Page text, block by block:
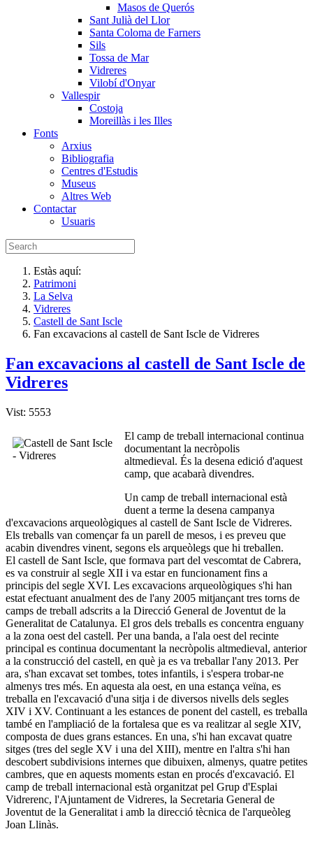
Masos de Querós
Sant Julià del Llor
Santa Coloma de Farners
Sils
Tossa de Mar
Vidreres
Vilobí d'Onyar
Vallespir
Costoja
Moreillàs i les Illes
Fonts
Arxius
Bibliografia
Centres d'Estudis
Museus
Altres Web
Contactar
Usuaris
Estàs aquí:
Patrimoni
La Selva
Vidreres
Castell de Sant Iscle
Fan excavacions al castell de Sant Iscle de Vidreres
Fan excavacions al castell de Sant Iscle de
Vidreres
Vist: 5553
El camp de treball internacional continua
documentant la necròpolis
altmedieval. És la desena edició d'aquest
camp, que acabarà divendres.
Un camp de treball internacional està
duent a terme la desena campanya
d'excavacions arqueològiques al castell de Sant Iscle de Vidreres.
Els treballs van començar fa un parell de mesos, i es preveu que
acabin divendres vinent, segons els arqueòlegs que hi treballen.
El castell de Sant Iscle, que formava part del vescomtat de Cabrera,
es va construir al segle XII i va estar en funcionament fins a
principis del segle XVI. Les excavacions arqueològiques s'hi han
estat efectuant anualment des de l'any 2005 mitjançant tres torns de
camps de treball adscrits a la Direcció General de Joventut de la
Generalitat de Catalunya. El gros dels treballs es concentra enguany
a la zona oest del castell. Per una banda, a l'ala oest del recinte
principal es continua documentant la necròpolis altmedieval, anterior
a la construcció del castell, en què ja es va treballar l'any 2013. Per
ara, s'han excavat set tombes, totes infantils, i s'espera trobar-ne
almenys tres més. En aquesta ala oest, en una estança veïna, es
treballa en l'excavació d'una sitja i de diversos nivells dels segles
XIV i XV. Continuant a les estances de ponent del castell, es treballa
també en l'ampliació de la fortalesa que es va realitzar al segle XIV,
composta de dues grans estances. En una, s'hi han excavat quatre
sitges (tres del segle XV i una del XIII), mentre en l'altra s'hi han
descobert subdivisions internes que dibuixen, almenys, quatre petites
cambres, que en aquests moments estan en procés d'excavació. El
camp de treball internacional està organitzat pel Grup d'Esplai
Vidrerenc, l'Ajuntament de Vidreres, la Secretaria General de
Joventut de la Generalitat i amb la direcció tècnica de l'arqueòleg
Joan Llinàs.